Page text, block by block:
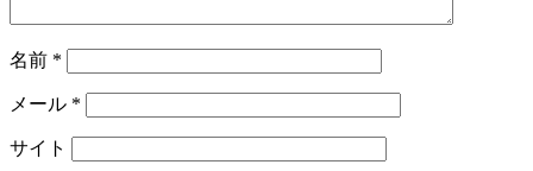
名前 *
メール *
サイト